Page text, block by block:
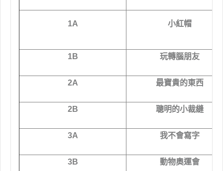
1A 小紅帽
1B 玩轉腦朋友
2A 最寶貴的東西
2B 聰明的小裁縫
3A 我不會寫字
3B 動物奧運會